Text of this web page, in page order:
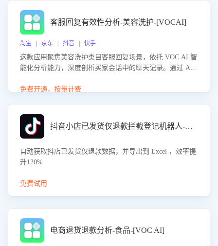
客服回复有效性分析-美容洗护-[VOCAI]
淘宝 | 京东 | 抖音 | 快手
这款应用聚焦美容洗护类目客服回复场景，依托 VOC AI 智
能化分析能力，深度剖析买家会话中的聊天记录。通过 AI
答的有效性与完整性，输出针对性改进策略，助力商家快速
免费开通，按量计费
抖音小店已发货仅退款拦截登记机器人-八爪鱼
自动获取抖店已发货仅退款数据，并导出到 Excel ，效率提
升120%
免费试用
电商退货退款分析-食品-[VOC AI]